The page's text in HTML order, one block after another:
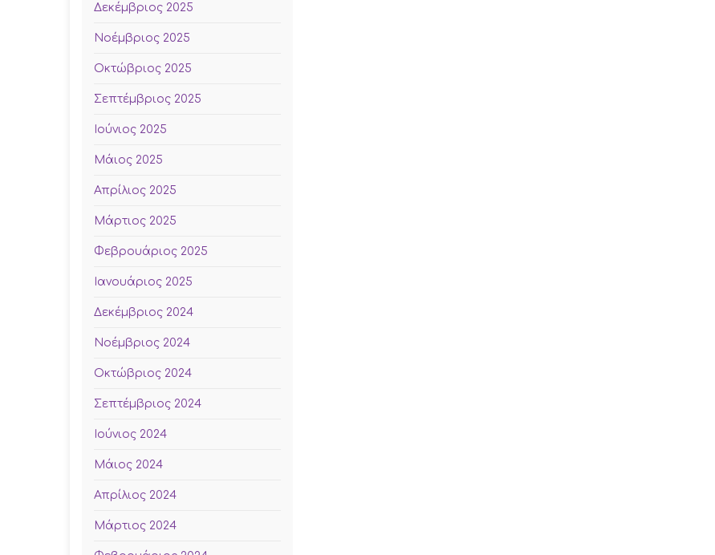
Δεκέμβριος 2025
Νοέμβριος 2025
Οκτώβριος 2025
Σεπτέμβριος 2025
Ιούνιος 2025
Μάιος 2025
Απρίλιος 2025
Μάρτιος 2025
Φεβρουάριος 2025
Ιανουάριος 2025
Δεκέμβριος 2024
Νοέμβριος 2024
Οκτώβριος 2024
Σεπτέμβριος 2024
Ιούνιος 2024
Μάιος 2024
Απρίλιος 2024
Μάρτιος 2024